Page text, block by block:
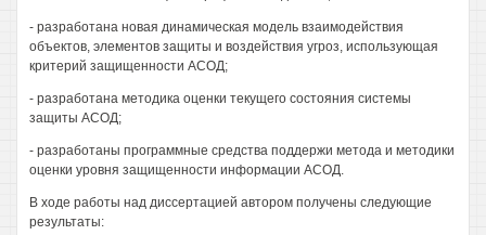
- разработана новая динамическая модель взаимодействия
объектов, элементов защиты и воздействия угроз, использующая
критерий защищенности АСОД;
- разработана методика оценки текущего состояния системы
защиты АСОД;
- разработаны программные средства поддержи метода и методики
оценки уровня защищенности информации АСОД.
В ходе работы над диссертацией автором получены следующие
результаты: